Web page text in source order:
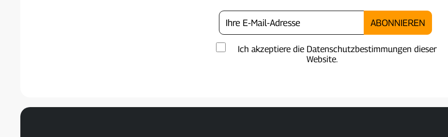
Ich akzeptiere die Datenschutzbestimmungen dieser
Website.